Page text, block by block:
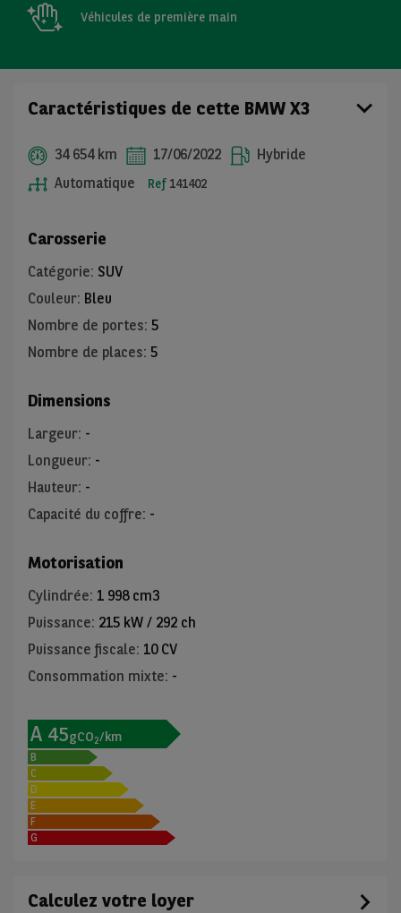
Véhicules de première main
Caractéristiques de cette BMW X3
34 654 km 17/06/2022
Hybride
Automatique
Ref 141402
Carosserie
Catégorie: SUV
Couleur: Bleu
Nombre de portes: 5
Nombre de places: 5
Dimensions
Largeur: -
Longueur: -
Hauteur: -
Capacité du coffre: -
Motorisation
Cylindrée: 1 998 cm3
Puissance: 215 kW / 292 ch
Puissance fiscale: 10 CV
Consommation mixte: -
A 45gCO2/km
B
C
D
E
F
G
Calculez votre loyer